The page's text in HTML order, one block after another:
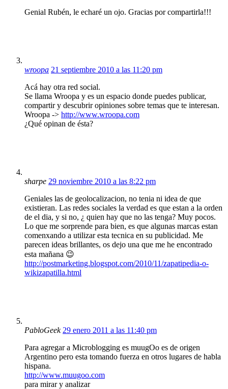
Genial Rubén, le echaré un ojo. Gracias por compartirla!!!
wroopa 21 septiembre 2010 a las 11:20 pm
Acá hay otra red social.
Se llama Wroopa y es un espacio donde puedes publicar,
compartir y descubrir opiniones sobre temas que te interesan.
Wroopa -> http://www.wroopa.com
¿Qué opinan de ésta?
sharpe 29 noviembre 2010 a las 8:22 pm
Geniales las de geolocalizacion, no tenia ni idea de que
existieran. Las redes sociales la verdad es que estan a la orden
de el dia, y si no, ¿ quien hay que no las tenga? Muy pocos.
Lo que me sorprende para bien, es que algunas marcas estan
comenxando a utilizar esta tecnica en su publicidad. Me
parecen ideas brillantes, os dejo una que me he encontrado
esta mañana 😉
http://postmarketing.blogspot.com/2010/11/zapatipedia-o-
wikizapatilla.html
PabloGeek 29 enero 2011 a las 11:40 pm
Para agregar a Microblogging es muugOo es de origen
Argentino pero esta tomando fuerza en otros lugares de habla
hispana.
http://www.muugoo.com
para mirar y analizar